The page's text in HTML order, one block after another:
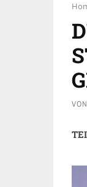
VON